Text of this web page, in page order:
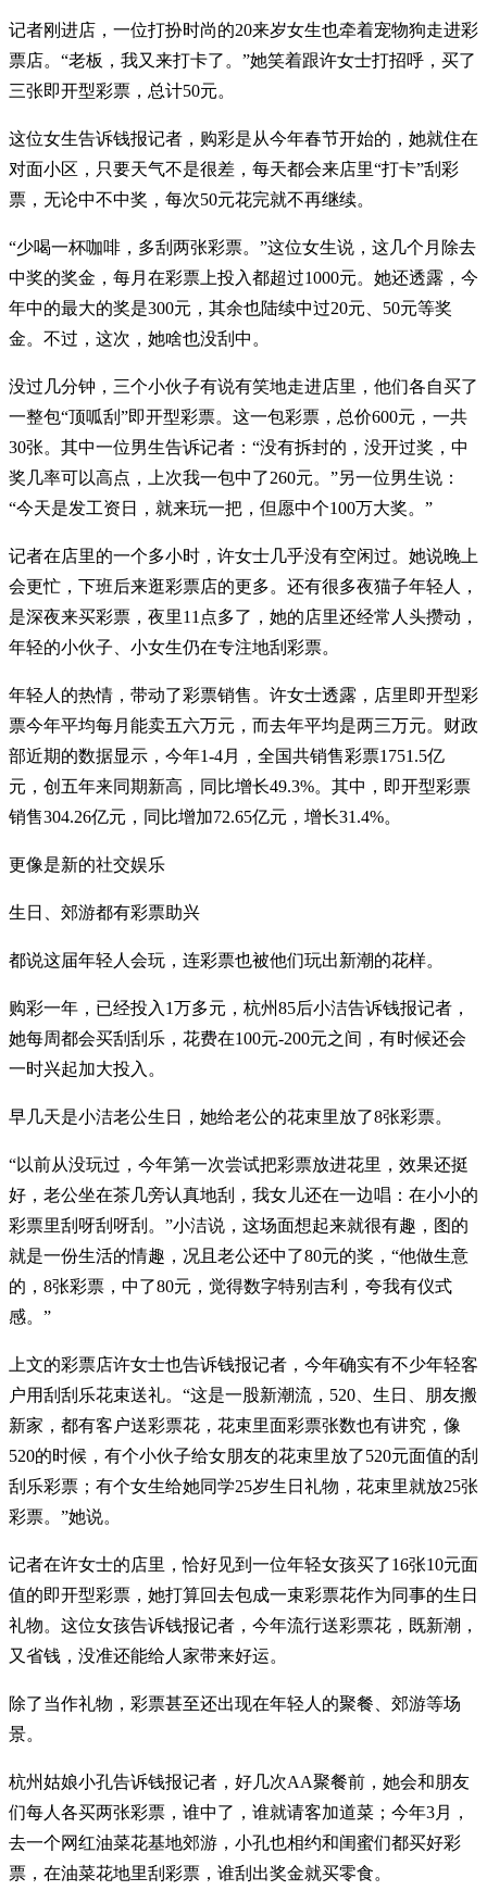
记者刚进店，一位打扮时尚的20来岁女生也牵着宠物狗走进彩
票店。“老板，我又来打卡了。”她笑着跟许女士打招呼，买了
三张即开型彩票，总计50元。
这位女生告诉钱报记者，购彩是从今年春节开始的，她就住在
对面小区，只要天气不是很差，每天都会来店里“打卡”刮彩
票，无论中不中奖，每次50元花完就不再继续。
“少喝一杯咖啡，多刮两张彩票。”这位女生说，这几个月除去
中奖的奖金，每月在彩票上投入都超过1000元。她还透露，今
年中的最大的奖是300元，其余也陆续中过20元、50元等奖
金。不过，这次，她啥也没刮中。
没过几分钟，三个小伙子有说有笑地走进店里，他们各自买了
一整包“顶呱刮”即开型彩票。这一包彩票，总价600元，一共
30张。其中一位男生告诉记者：“没有拆封的，没开过奖，中
奖几率可以高点，上次我一包中了260元。”另一位男生说：
“今天是发工资日，就来玩一把，但愿中个100万大奖。”
记者在店里的一个多小时，许女士几乎没有空闲过。她说晚上
会更忙，下班后来逛彩票店的更多。还有很多夜猫子年轻人，
是深夜来买彩票，夜里11点多了，她的店里还经常人头攒动，
年轻的小伙子、小女生仍在专注地刮彩票。
年轻人的热情，带动了彩票销售。许女士透露，店里即开型彩
票今年平均每月能卖五六万元，而去年平均是两三万元。财政
部近期的数据显示，今年1-4月，全国共销售彩票1751.5亿
元，创五年来同期新高，同比增长49.3%。其中，即开型彩票
销售304.26亿元，同比增加72.65亿元，增长31.4%。
更像是新的社交娱乐
生日、郊游都有彩票助兴
都说这届年轻人会玩，连彩票也被他们玩出新潮的花样。
购彩一年，已经投入1万多元，杭州85后小洁告诉钱报记者，
她每周都会买刮刮乐，花费在100元-200元之间，有时候还会
一时兴起加大投入。
早几天是小洁老公生日，她给老公的花束里放了8张彩票。
“以前从没玩过，今年第一次尝试把彩票放进花里，效果还挺
好，老公坐在茶几旁认真地刮，我女儿还在一边唱：在小小的
彩票里刮呀刮呀刮。”小洁说，这场面想起来就很有趣，图的
就是一份生活的情趣，况且老公还中了80元的奖，“他做生意
的，8张彩票，中了80元，觉得数字特别吉利，夸我有仪式
感。”
上文的彩票店许女士也告诉钱报记者，今年确实有不少年轻客
户用刮刮乐花束送礼。“这是一股新潮流，520、生日、朋友搬
新家，都有客户送彩票花，花束里面彩票张数也有讲究，像
520的时候，有个小伙子给女朋友的花束里放了520元面值的刮
刮乐彩票；有个女生给她同学25岁生日礼物，花束里就放25张
彩票。”她说。
记者在许女士的店里，恰好见到一位年轻女孩买了16张10元面
值的即开型彩票，她打算回去包成一束彩票花作为同事的生日
礼物。这位女孩告诉钱报记者，今年流行送彩票花，既新潮，
又省钱，没准还能给人家带来好运。
除了当作礼物，彩票甚至还出现在年轻人的聚餐、郊游等场
景。
杭州姑娘小孔告诉钱报记者，好几次AA聚餐前，她会和朋友
们每人各买两张彩票，谁中了，谁就请客加道菜；今年3月，
去一个网红油菜花基地郊游，小孔也相约和闺蜜们都买好彩
票，在油菜花地里刮彩票，谁刮出奖金就买零食。